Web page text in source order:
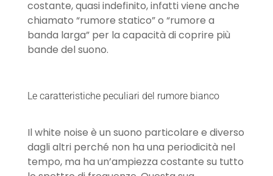
costante, quasi indefinito, infatti viene anche
chiamato “rumore statico” o “rumore a
banda larga” per la capacità di coprire più
bande del suono.
Le caratteristiche peculiari del rumore bianco
Il white noise è un suono particolare e diverso
dagli altri perché non ha una periodicità nel
tempo, ma ha un’ampiezza costante su tutto